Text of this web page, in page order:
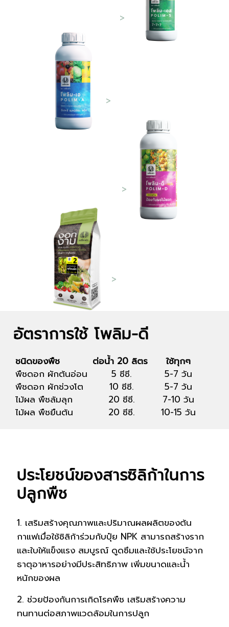
>
>
>
>
อัตราการใช้ โพลิม-ดี
ชนิดของพืช
พืชดอก ผักต้นอ่อน
พืชดอก ผักช่วงโต
ไม้ผล พืชล้มลุก
ไม้ผล พืชยืนต้น
ต่อน้ำ 20 ลิตร
5 ซีซี.
10 ซีซี.
20 ซีซี.
20 ซีซี.
ใช้ทุกๆ
5-7 วัน
5-7 วัน
7-10 วัน
10-15 วัน
ประโยชน์ของสารซิลิก้าในการ
ปลูกพืช
1. เสริมสร้างคุณภาพและปริมาณผลผลิตของต้น
กาแฟเมื่อใช้ซิลิก้าร่วมกับปุ๋ย NPK สามารถสร้างราก
และใบให้แข็งแรง สมบูรณ์ ดูดซึมและใช้ประโยชน์จาก
ธาตุอาหารอย่างมีประสิทธิภาพ เพิ่มขนาดและน้ำ
หนักของผล
2. ช่วยป้องกันการเกิดโรคพืช เสริมสร้างความ
ทนทานต่อสภาพแวดล้อมในการปลูก